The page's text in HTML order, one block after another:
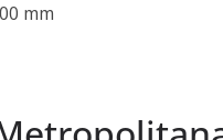
mm